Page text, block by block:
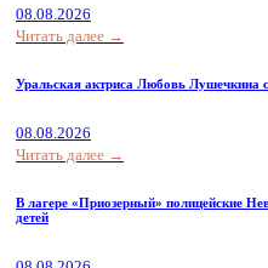
08.08.2026
Читать далее →
Уральская актриса Любовь Лушечкина
08.08.2026
Читать далее →
В лагере «Приозерный» полицейские
детей